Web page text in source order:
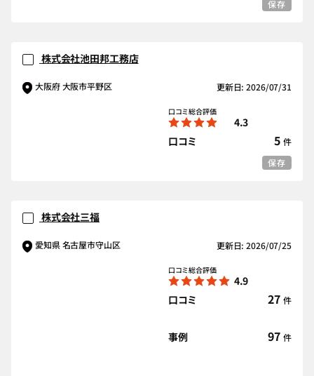
保存
株式会社池田邦工務店
大阪府 大阪市平野区 更新日: 2026/07/31
口コミ総合評価
4.3
口コミ
5 件
保存
株式会社三福
愛知県 名古屋市守山区 更新日: 2026/07/25
口コミ総合評価
4.9
口コミ
27 件
事例 97 件